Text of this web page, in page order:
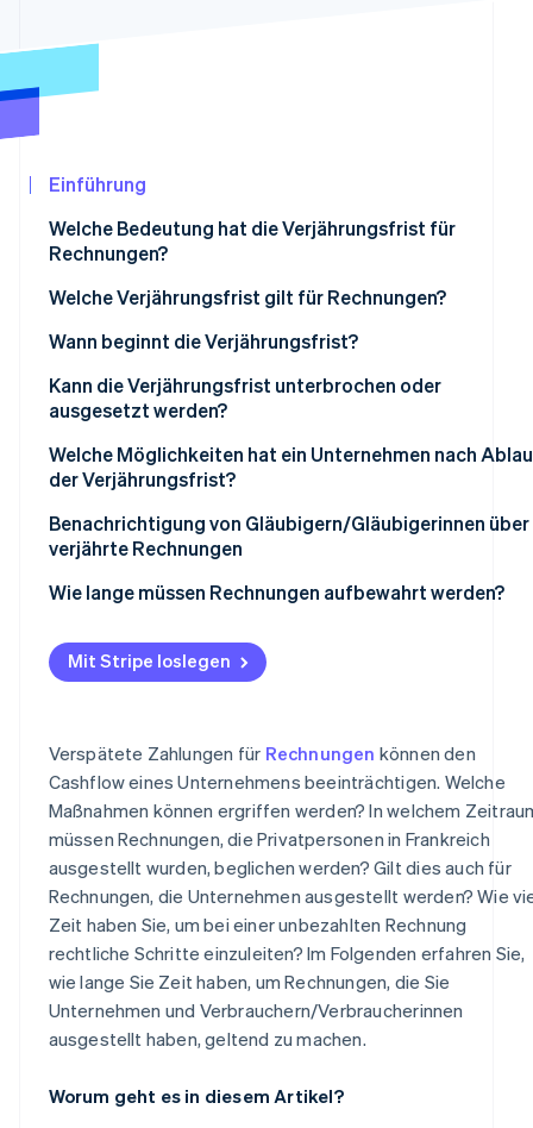
Atlas
Online-Identitätsprüfung
Erfahren Sie, wie Stripe Lösungen für die
Jetzt ansehen
Einführung
Welche Bedeutung hat die Verjährungsfrist für
Rechnungen?
Welche Verjährungsfrist gilt für Rechnungen?
Wann beginnt die Verjährungsfrist?
Kann die Verjährungsfrist unterbrochen oder
ausgesetzt werden?
Welche Möglichkeiten hat ein Unternehmen nach
der Verjährungsfrist?
Benachrichtigung von Gläubigern/Gläubigerinnen über
verjährte Rechnungen
Wie lange müssen Rechnungen aufbewahrt werden?
Mit Stripe loslegen
Verspätete Zahlungen für Rechnungen können den
Cashflow eines Unternehmens beeinträchtigen. Welche
Maßnahmen können ergriffen werden? In welchem
müssen Rechnungen, die Privatpersonen in Frankreich
ausgestellt wurden, beglichen werden? Gilt dies auch für
Rechnungen, die Unternehmen ausgestellt werden? Wie
Zeit haben Sie, um bei einer unbezahlten Rechnung
rechtliche Schritte einzuleiten? Im Folgenden erfahren Sie,
wie lange Sie Zeit haben, um Rechnungen, die Sie
Unternehmen und Verbrauchern/Verbraucherinnen
ausgestellt haben, geltend zu machen.
Worum geht es in diesem Artikel?